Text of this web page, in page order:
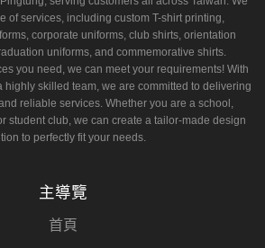
of services, including custom T-shirt printing,
corporate uniforms, club shirts, orientation
uniforms, and commemorative shirts.
you need, we can meet your requirements! With
highly skilled team, we are committed to delivering
reliable services. Whether you are a school,
student club, we can create a tailor-made design
to perfectly fit your needs.
主導覽
首頁